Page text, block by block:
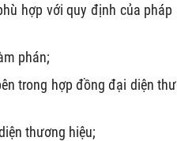
hợp với quy định của pháp
phán;
trong hợp đồng đại diện
thương hiệu;